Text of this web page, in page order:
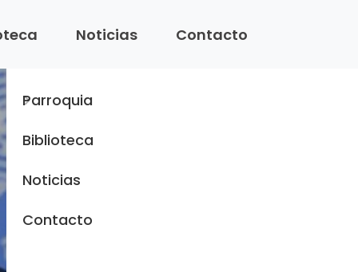
Noticias Contacto
Parroquia
Biblioteca
Noticias
Contacto